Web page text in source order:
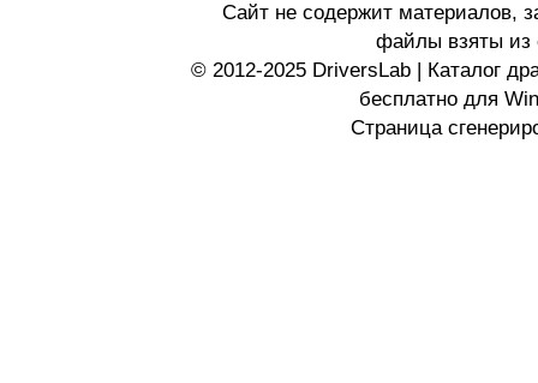
Сайт не содержит материалов,
файлы взяты из
© 2012-2025 DriversLab | Каталог
бесплатно для
Страница